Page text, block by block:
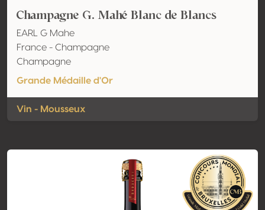
Champagne G. Mahé Blanc de Blancs
EARL G Mahe
France - Champagne
Champagne
Grande Médaille d'Or
Vin - Mousseux